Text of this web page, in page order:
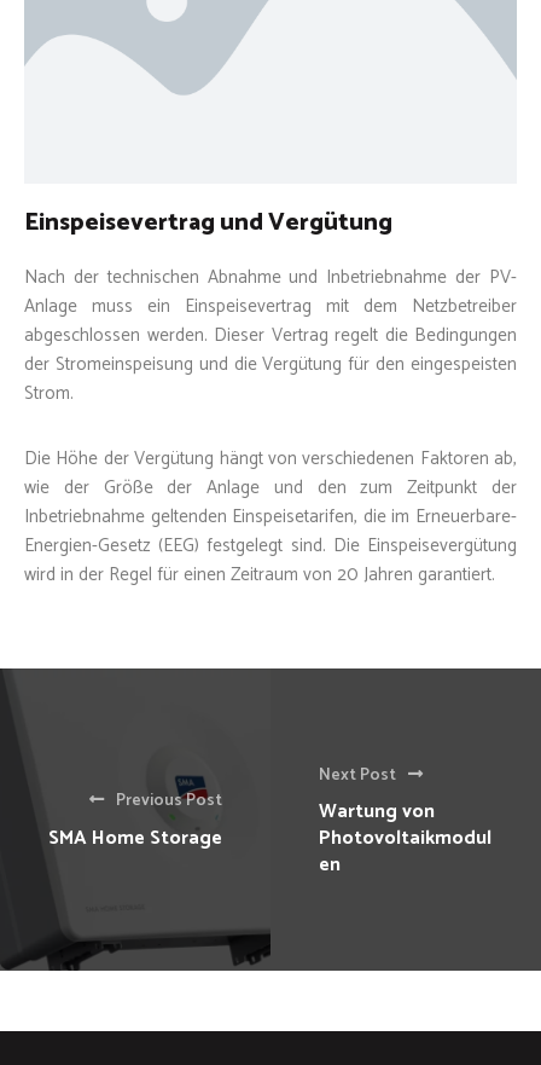
Einspeisevertrag und Vergütung
Nach der technischen Abnahme und Inbetriebnahme der PV-
Anlage muss ein Einspeisevertrag mit dem Netzbetreiber
abgeschlossen werden. Dieser Vertrag regelt die Bedingungen
der Stromeinspeisung und die Vergütung für den eingespeisten
Strom.
Die Höhe der Vergütung hängt von verschiedenen Faktoren ab,
wie der Größe der Anlage und den zum Zeitpunkt der
Inbetriebnahme geltenden Einspeisetarifen, die im Erneuerbare-
Energien-Gesetz (EEG) festgelegt sind. Die Einspeisevergütung
wird in der Regel für einen Zeitraum von 20 Jahren garantiert.
Previous Post
SMA Home Storage
Next Post
Wartung von
Photovoltaikmodul
en